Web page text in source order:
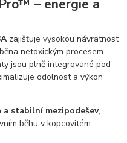
– energie a
zajišťuje vysokou návratnost
netoxickým procesem
jsou plně integrované pod
odolnost a výkon
stabilní mezipodešev,
běhu v kopcovitém